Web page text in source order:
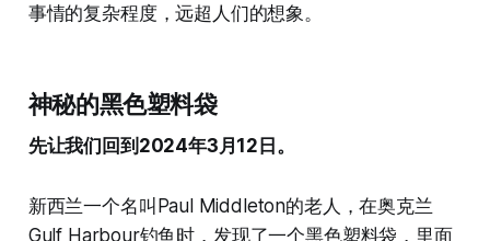
事情的复杂程度，远超人们的想象。
神秘的黑色塑料袋
先让我们回到2024年3月12日。
新西兰一个名叫Paul Middleton的老人，在奥克兰
Gulf Harbour钓鱼时，发现了一个黑色塑料袋，里面